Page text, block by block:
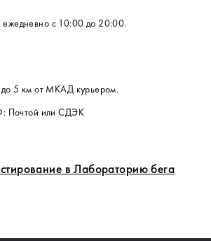
в Лабораторию бега
с 10:00 до 20:00.
5 км от МКАД курьером.
Почтой или СДЭК